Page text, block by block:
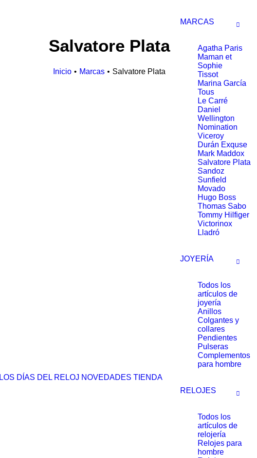
LOS DÍAS DEL RELOJ NOVEDADES TIENDA
MARCAS
Agatha Paris
Maman et
Sophie
Tissot
Marina García
Tous
Le Carré
Daniel
Wellington
Nomination
Viceroy
Durán Exquse
Mark Maddox
Salvatore Plata
Sandoz
Sunfield
Movado
Hugo Boss
Thomas Sabo
Tommy Hilfiger
Victorinox
Lladró
JOYERÍA
Todos los
artículos de
joyería
Anillos
Colgantes y
collares
Pendientes
Pulseras
Complementos
para hombre
RELOJES
Todos los
artículos de
relojería
Relojes para
hombre
Salvatore Plata
Inicio Marcas
Salvatore Plata